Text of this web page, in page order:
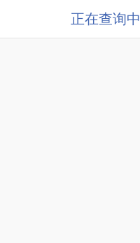
正在查询中